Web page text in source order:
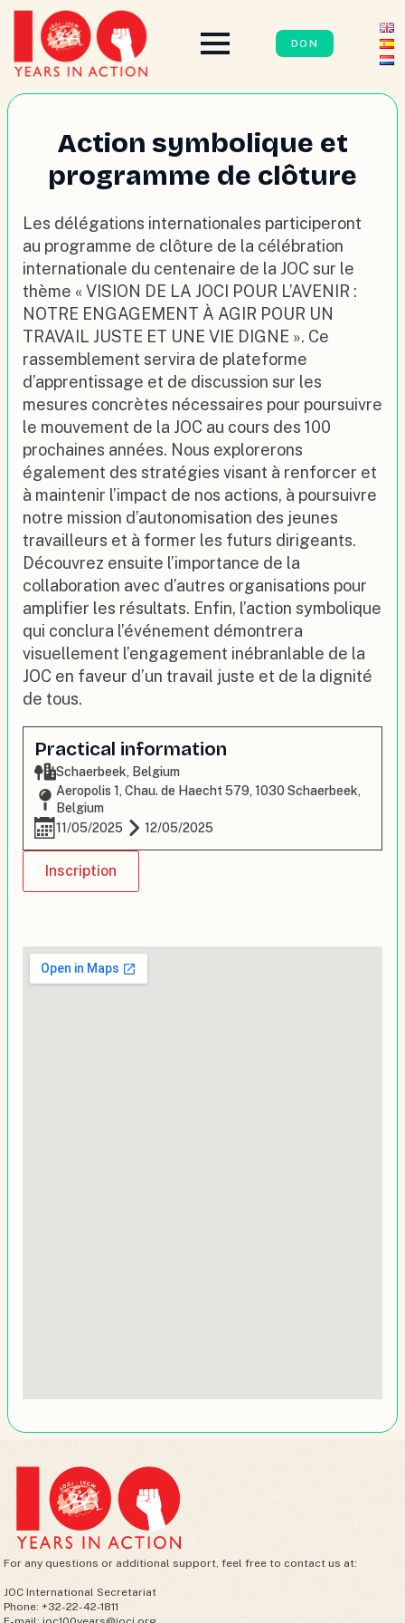
DON
Action symbolique et
programme de clôture
Les délégations internationales participeront
au programme de clôture de la célébration
internationale du centenaire de la JOC sur le
thème « VISION DE LA JOCI POUR L’AVENIR :
NOTRE ENGAGEMENT À AGIR POUR UN
TRAVAIL JUSTE ET UNE VIE DIGNE ». Ce
rassemblement servira de plateforme
d’apprentissage et de discussion sur les
mesures concrètes nécessaires pour poursuivre
le mouvement de la JOC au cours des 100
prochaines années. Nous explorerons
également des stratégies visant à renforcer et
à maintenir l’impact de nos actions, à poursuivre
notre mission d’autonomisation des jeunes
travailleurs et à former les futurs dirigeants.
Découvrez ensuite l’importance de la
collaboration avec d’autres organisations pour
amplifier les résultats. Enfin, l’action symbolique
qui conclura l’événement démontrera
visuellement l’engagement inébranlable de la
JOC en faveur d’un travail juste et de la dignité
de tous.
Practical information
Schaerbeek, Belgium
Aeropolis 1, Chau. de Haecht 579, 1030 Schaerbeek,
Belgium
11/05/2025
12/05/2025
Inscription
For any questions or additional support, feel free to contact us at:
JOC International Secretariat
Phone: +32-22-42-1811